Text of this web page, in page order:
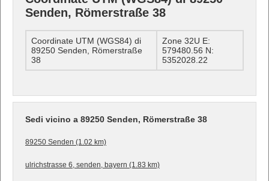
Senden, Römerstraße 38
Coordinate UTM (WGS84) di
89250 Senden, Römerstraße
38
Zone 32U E:
579480.56 N:
5352028.22
Sedi vicino a 89250 Senden, Römerstraße 38
89250 Senden (1.02 km)
ulrichstrasse 6, senden, bayern (1.83 km)